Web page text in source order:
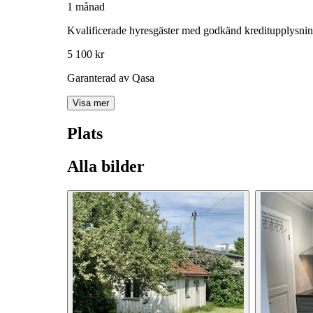
1 månad
Kvalificerade hyresgäster med godkänd
5 100 kr
Garanterad av Qasa
Visa mer
Plats
Alla bilder